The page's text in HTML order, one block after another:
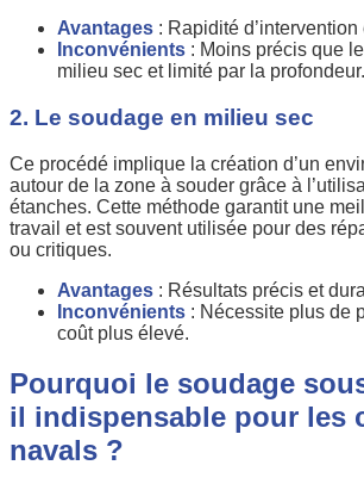
Avantages : Rapidité d’intervention
Inconvénients : Moins précis que
milieu sec et limité par la profondeur.
2. Le soudage en milieu sec
Ce procédé implique la création d’un
autour de la zone à souder grâce à
étanches. Cette méthode garantit une
travail et est souvent utilisée pour des
ou critiques.
Avantages : Résultats précis et
Inconvénients : Nécessite plus de
coût plus élevé.
Pourquoi le soudage
il indispensable pour les
navals ?